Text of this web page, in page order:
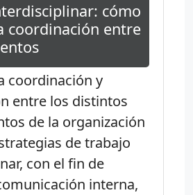
cómo
coordinación entre
coordinación y
entre los distintos
de la organización
de trabajo
con el fin de
interna,